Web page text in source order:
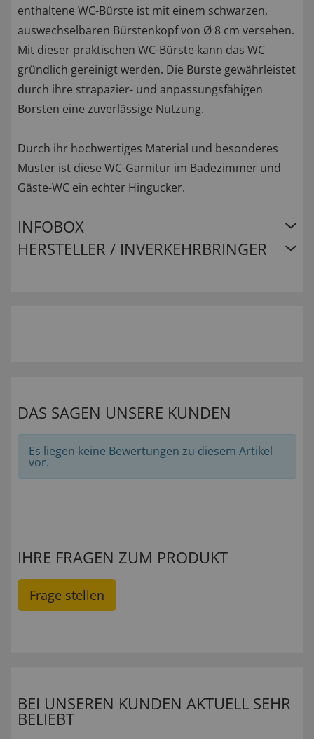
enthaltene WC-Bürste ist mit einem schwarzen,
auswechselbaren Bürstenkopf von Ø 8 cm versehen.
Mit dieser praktischen WC-Bürste kann das WC
gründlich gereinigt werden. Die Bürste gewährleistet
durch ihre strapazier- und anpassungsfähigen
Borsten eine zuverlässige Nutzung.
Durch ihr hochwertiges Material und besonderes
Muster ist diese WC-Garnitur im Badezimmer und
Gäste-WC ein echter Hingucker.
INFOBOX
HERSTELLER / INVERKEHRBRINGER
DAS SAGEN UNSERE KUNDEN
Es liegen keine Bewertungen zu diesem Artikel
vor.
IHRE FRAGEN ZUM PRODUKT
Frage stellen
BEI UNSEREN KUNDEN AKTUELL SEHR
BELIEBT